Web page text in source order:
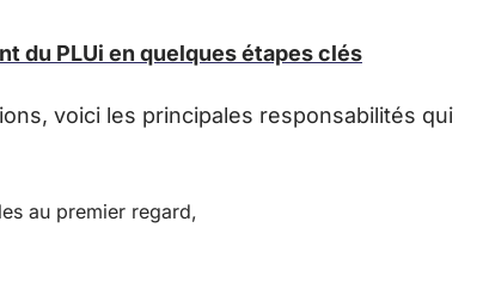
du PLUi en quelques étapes clés
voici les principales responsabilités qui
au premier regard,